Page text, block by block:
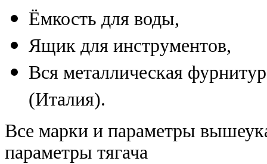
Ёмкость для воды,
Ящик для инструментов,
Вся металлическая
(Италия).
Все марки и параметры
параметры тягача